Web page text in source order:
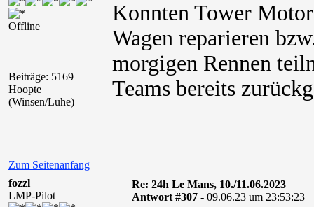
Offline
Beiträge: 5169
Hoopte
(Winsen/Luhe)
Konnten Tower
Wagen reparieren
morgigen Rennen
Teams bereits
Zum Seitenanfang
fozzl
LMP-Pilot
Re: 24h Le Mans, 10./11.06.2023
Antwort #307 - 09.06.23 um 23:53:23